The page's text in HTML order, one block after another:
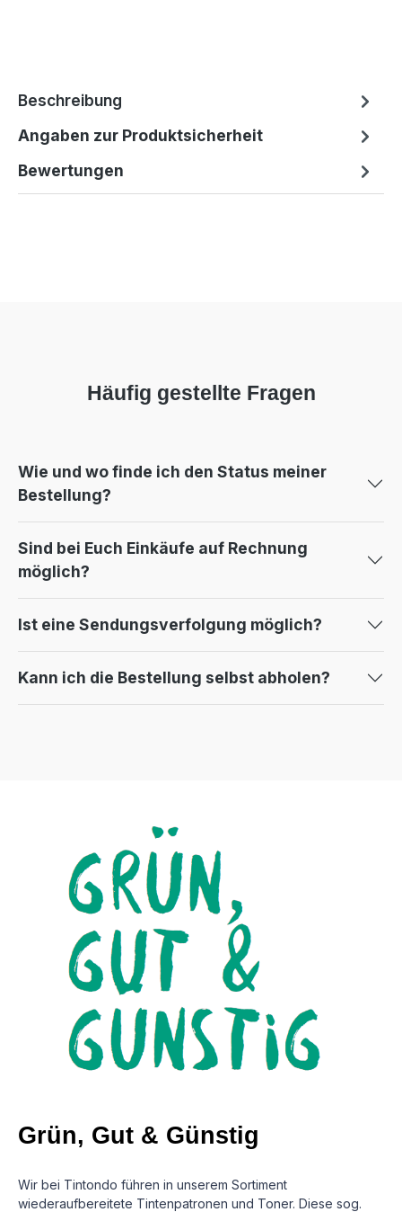
Beschreibung
Angaben zur Produktsicherheit
Bewertungen
Häufig gestellte Fragen
Wie und wo finde ich den Status meiner
Bestellung?
Sind bei Euch Einkäufe auf Rechnung
möglich?
Ist eine Sendungsverfolgung möglich?
Kann ich die Bestellung selbst abholen?
Grün, Gut & Günstig
Wir bei Tintondo führen in unserem Sortiment
wiederaufbereitete Tintenpatronen und Toner. Diese sog.